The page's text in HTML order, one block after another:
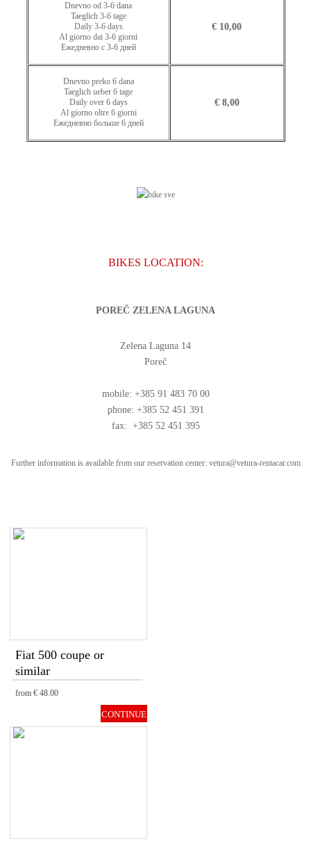
Dnevno od 3-6 dana
Taeglich 3-6 tage
Daily 3-6 days
Al giorno dai 3-6 giorni
Ежедневно с 3-6 дней
€ 10,00
Dnevno preko 6 dana
Taeglich ueber 6 tage
Daily over 6 days
Al giorno oltre 6 giorni
Ежедневно больше 6 дней
€ 8,00
BIKES LOCATION:
POREČ ZELENA LAGUNA
Zelena Laguna 14
Poreč
mobile: +385 91 483 70 00
phone: +385 52 451 391
fax: +385 52 451 395
Further information is available from our reservation center: vetura@vetura-rentacar.com
Fiat 500 coupe or
similar
from € 48.00
CONTINUE